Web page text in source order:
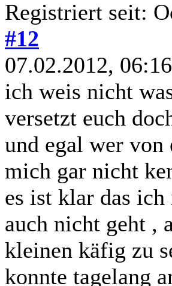
Registriert seit:
#12
07.02.2012, 06:16
ich weis nicht
versetzt euch
und egal wer
mich gar nicht
es ist klar das
auch nicht geht ,
kleinen käfig zu
konnte tagelang